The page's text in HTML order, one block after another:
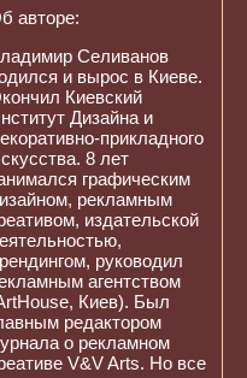
авторе:
Селиванов
и вырос в Киеве.
Киевский
Дизайна и
прикладного
8 лет
графическим
рекламным
издательской
руководил
агентством
Киев). Был
редактором
о рекламном
V&V Arts. Но все